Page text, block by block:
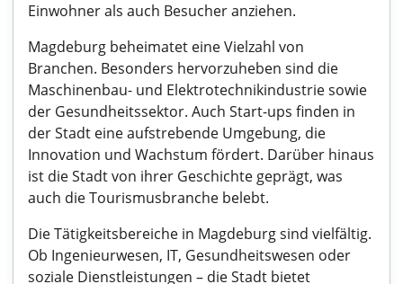
Einwohner als auch Besucher anziehen.
Magdeburg beheimatet eine Vielzahl von
Branchen. Besonders hervorzuheben sind die
Maschinenbau- und Elektrotechnikindustrie sowie
der Gesundheitssektor. Auch Start-ups finden in
der Stadt eine aufstrebende Umgebung, die
Innovation und Wachstum fördert. Darüber hinaus
ist die Stadt von ihrer Geschichte geprägt, was
auch die Tourismusbranche belebt.
Die Tätigkeitsbereiche in Magdeburg sind vielfältig.
Ob Ingenieurwesen, IT, Gesundheitswesen oder
soziale Dienstleistungen – die Stadt bietet